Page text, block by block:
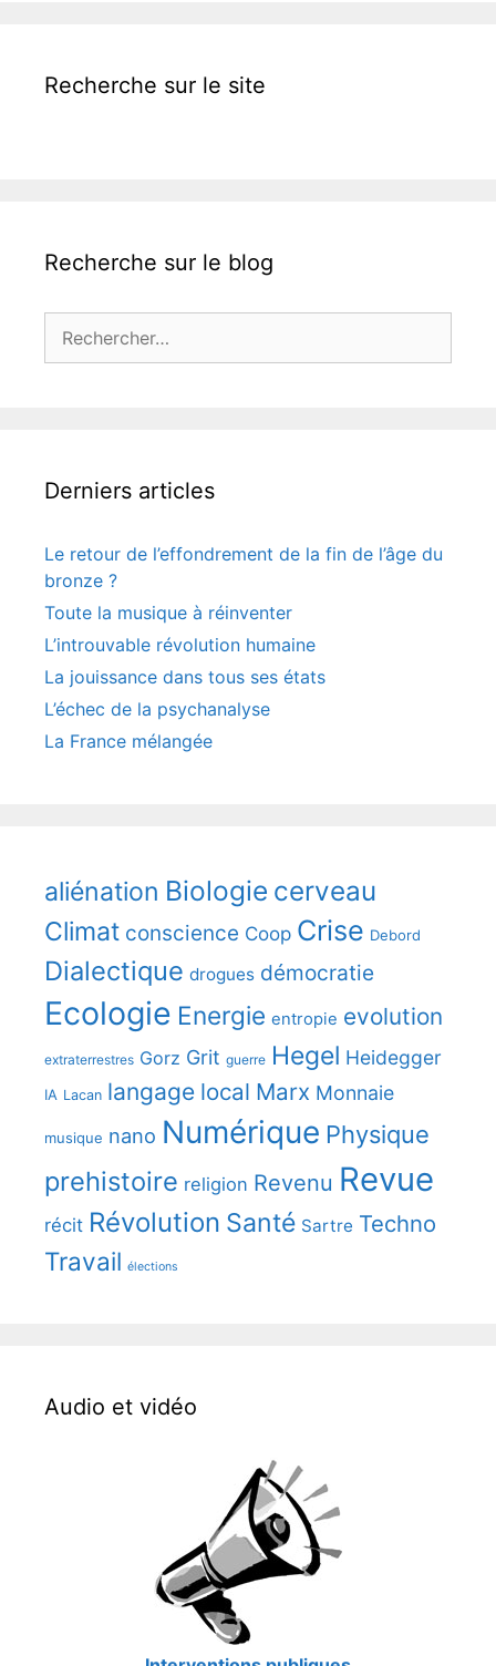
Recherche sur le site
Recherche sur le blog
Derniers articles
Le retour de l’effondrement de la fin de l’âge du
bronze ?
Toute la musique à réinventer
L’introuvable révolution humaine
La jouissance dans tous ses états
L’échec de la psychanalyse
La France mélangée
aliénation Biologie cerveau
Climat conscience Coop Crise Debord
Dialectique drogues démocratie
Ecologie Energie entropie evolution
extraterrestres Gorz Grit guerre Hegel Heidegger
IA Lacan langage local Marx Monnaie
musique nano Numérique Physique
prehistoire religion Revenu Revue
récit Révolution Santé Sartre Techno
Travail élections
Audio et vidéo